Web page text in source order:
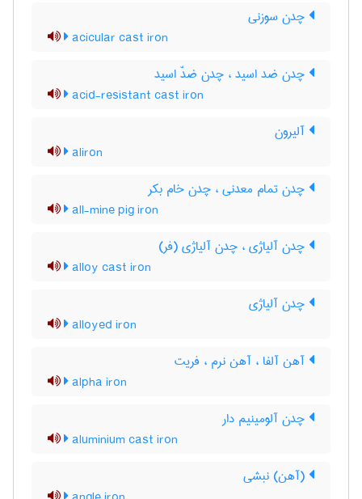
چدن سوزنی
acicular cast iron
چدن ضد اسید ، چدن ضدّ اسید
acid-resistant cast iron
آلیرون
aliron
چدن تمام معدنی ، چدن خام بکر
all-mine pig iron
چدن آلیاژی ، چدن آلیاژی (فر)
alloy cast iron
چدن آلیاژی
alloyed iron
آهن آلفا ، آهن نرم ، فریت
alpha iron
چدن آلومینیم دار
aluminium cast iron
(آهن) نبشی